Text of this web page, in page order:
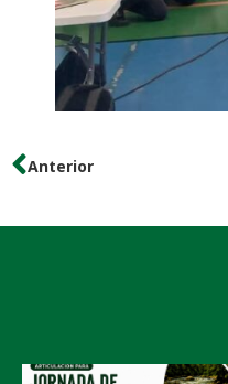
Anterior